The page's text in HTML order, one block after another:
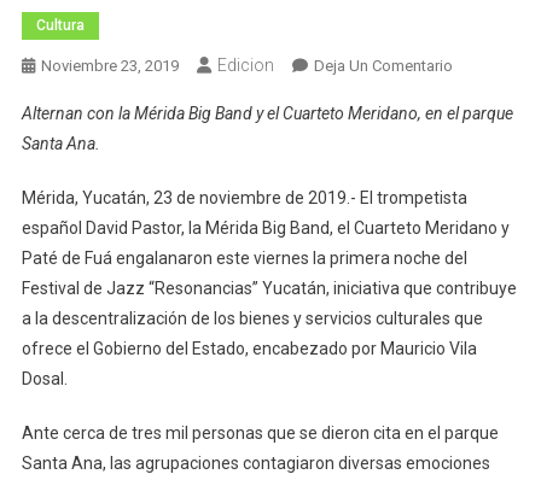
Cultura
Noviembre 23, 2019 Edicion Deja Un ComentarioEn
De
David
Pastor
Abren
Con
Éxito
Festival
Yucatán
Alternan con la Mérida Big Band y el Cuarteto Meridano, en el parque
Santa Ana.
Mérida, Yucatán, 23 de noviembre de 2019.- El trompetista
español David Pastor, la Mérida Big Band, el Cuarteto Meridano y
Paté de Fuá engalanaron este viernes la primera noche del
Festival de Jazz “Resonancias” Yucatán, iniciativa que contribuye
a la descentralización de los bienes y servicios culturales que
ofrece el Gobierno del Estado, encabezado por Mauricio Vila
Dosal.
Ante cerca de tres mil personas que se dieron cita en el parque
Santa Ana, las agrupaciones contagiaron diversas emociones